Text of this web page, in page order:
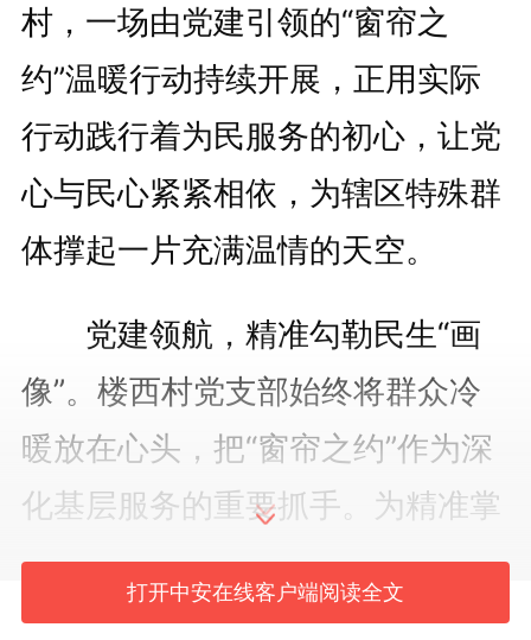
村，一场由党建引领的“窗帘之
约”温暖行动持续开展，正用实际
行动践行着为民服务的初心，让党
心与民心紧紧相依，为辖区特殊群
体撑起一片充满温情的天空。
党建领航，精准勾勒民生“画
像”。楼西村党支部始终将群众冷
暖放在心头，把“窗帘之约”作为深
化基层服务的重要抓手。为精准掌
握特殊群体情况，党支部迅速部
署，以网格化管理为依托，组织各
打开中安在线客户端阅读全文